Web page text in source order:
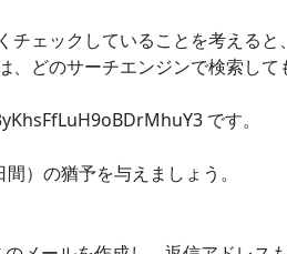
ェックしていることを考えると
どのサーチエンジンで検索して
です。
）の猶予を与えましょう。